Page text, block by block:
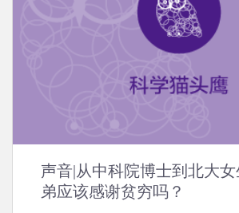
声音|从中科院博士到北大
弟应该感谢贫穷吗？